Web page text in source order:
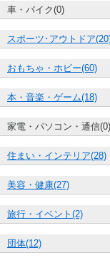
車・バイク(0)
スポーツ･アウトドア
おもちゃ・ホビー(60)
本・音楽・ゲーム(18)
家電・パソコン・通信(0)
住まい・インテリア(28)
美容・健康(27)
旅行・イベント(2)
団体(12)